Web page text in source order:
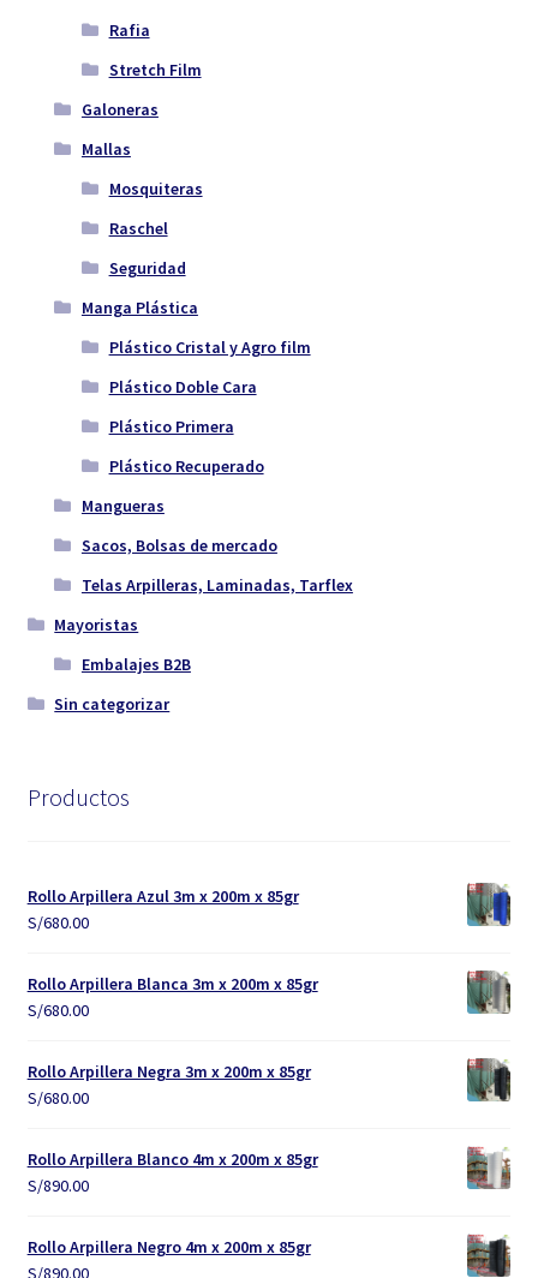
Rafia
Stretch Film
Galoneras
Mallas
Mosquiteras
Raschel
Seguridad
Manga Plástica
Plástico Cristal y Agro film
Plástico Doble Cara
Plástico Primera
Plástico Recuperado
Mangueras
Sacos, Bolsas de mercado
Telas Arpilleras, Laminadas, Tarflex
Mayoristas
Embalajes B2B
Sin categorizar
Productos
Rollo Arpillera Azul 3m x 200m x 85gr
S/680.00
Rollo Arpillera Blanca 3m x 200m x 85gr
S/680.00
Rollo Arpillera Negra 3m x 200m x 85gr
S/680.00
Rollo Arpillera Blanco 4m x 200m x 85gr
S/890.00
Rollo Arpillera Negro 4m x 200m x 85gr
S/890.00